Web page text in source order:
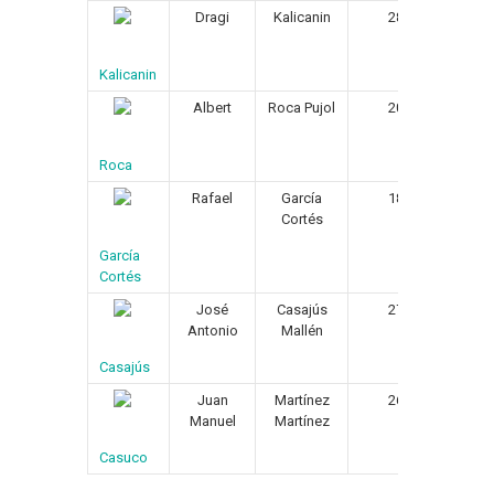
Kalicanin
Dragi Kalicanin 28/10/1957
Roca
Albert Roca Pujol 20/10/1962
García
Cortés
Rafael
García
Cortés
18/01/1958
Casajús
José
Antonio
Casajús
Mallén
27/03/1958
Casuco
Juan
Manuel
Martínez
Martínez
26/09/1955